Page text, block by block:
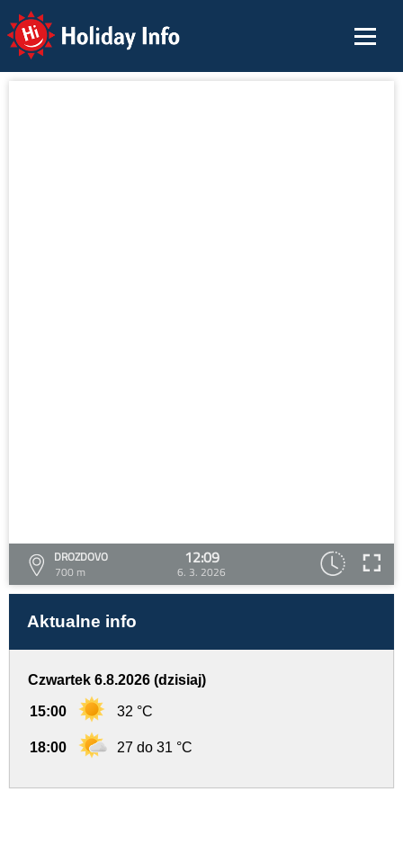
Holiday Info
DROZDOVO
700 m
12:09
6. 3. 2026
Aktualne info
Czwartek 6.8.2026 (dzisiaj)
15:00 32 °C
18:00 27 do 31 °C